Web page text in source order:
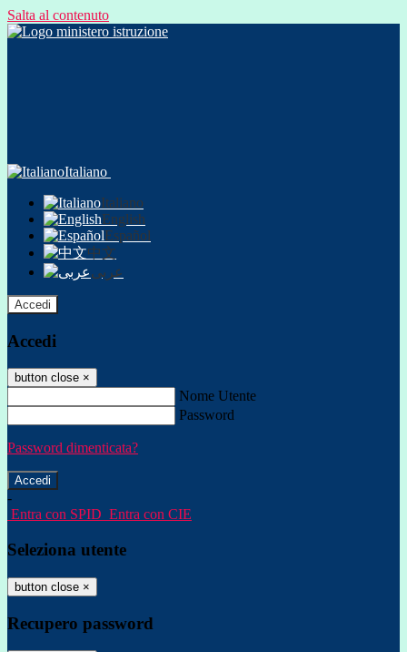
Salta al contenuto
Italiano
Italiano
English
Español
中文
عربى
Accedi
Accedi
button close ×
Nome Utente
Password
Password dimenticata?
-
Entra con SPID Entra con CIE
Seleziona utente
button close ×
Recupero password